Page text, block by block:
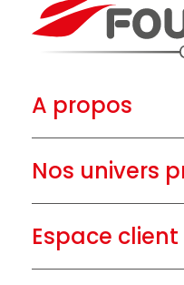
A propos
Nos univers
Espace client